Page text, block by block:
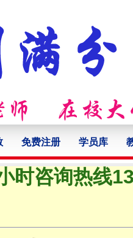
免费注册 学员库
时咨询热线